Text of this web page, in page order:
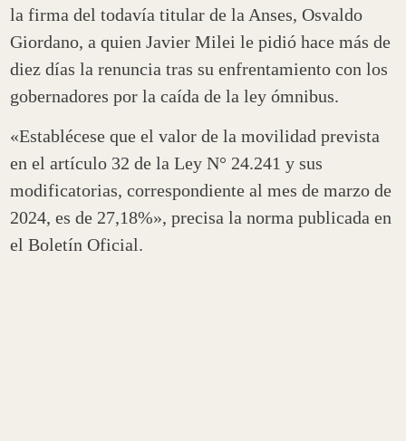
la firma del todavía titular de la Anses, Osvaldo
Giordano, a quien Javier Milei le pidió hace más de
diez días la renuncia tras su enfrentamiento con los
gobernadores por la caída de la ley ómnibus.
«Establécese que el valor de la movilidad prevista
en el artículo 32 de la Ley N° 24.241 y sus
modificatorias, correspondiente al mes de marzo de
2024, es de 27,18%», precisa la norma publicada en
el Boletín Oficial.